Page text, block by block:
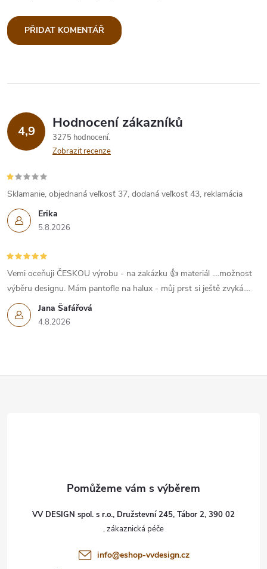
PŘIDAT KOMENTÁŘ
4,9 Hodnocení zákazníků
3275 hodnocení
Zobrazit recenze
Erika
5.8.2026
Sklamanie, objednaná veľkosť 37, dodaná veľkosť 43, reklamácia
Jana Šafářová
4.8.2026
Vemi oceňuji ČESKOU výrobu - na zakázku 👍 materiál ....možnost
výběru designu. Mám pantofle na halux - můj prst si ještě zvyká....
VV DESIGN spol. s r.o., Družstevní 245, Tábor 2, 390 02
info@eshop-vvdesign.cz